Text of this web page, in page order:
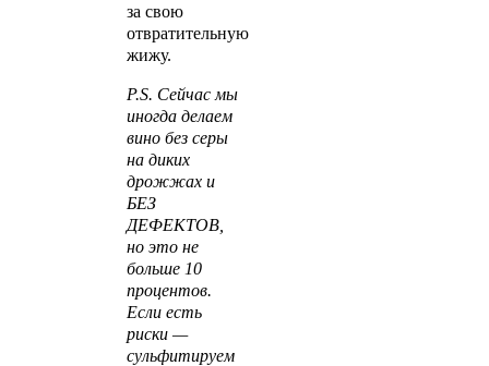
за свою
отвратительную
жижу.
P.S. Сейчас мы
иногда делаем
вино без серы
на диких
дрожжах и
БЕЗ
ДЕФЕКТОВ,
но это не
больше 10
процентов.
Если есть
риски —
сульфитируем